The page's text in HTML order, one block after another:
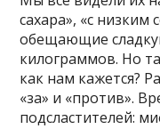
сахара», «с
обещающие
килограммов. Но
как нам кажется?
«за» и «против».
подсластителей: